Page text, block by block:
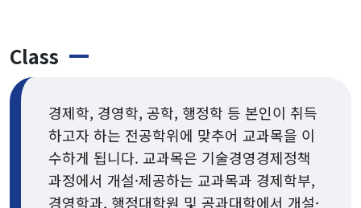
Class
경제학, 경영학, 공학, 행정학 등 본인이 취득
하고자 하는 전공학위에 맞추어 교과목을 이
수하게 됩니다. 교과목은 기술경영경제정책
과정에서 개설·제공하는 교과목과 경제학부,
경영학과, 행정대학원 및 공과대학에서 개설·